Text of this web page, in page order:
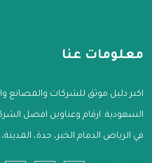
معلومات عنا
اكبر دليل موثق للشركات والمصانع
السعودية. ارقام وعناوين افضل
في الرياض الدمام الخبر، جدة،